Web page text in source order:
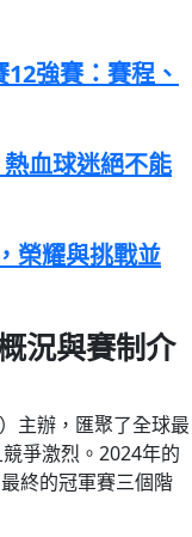
強賽：賽程、
血球迷絕不能
榮耀與挑戰並
況與賽制介
主辦，匯聚了全球最
爭激烈。2024年的
終的冠軍賽三個階